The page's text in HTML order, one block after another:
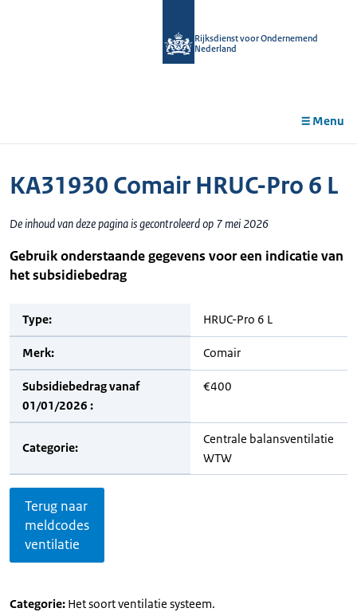
Rijksdienst voor Ondernemend
Nederland
Menu
KA31930 Comair HRUC-Pro 6 L
De inhoud van deze pagina is gecontroleerd op 7 mei 2026
Gebruik onderstaande gegevens voor een indicatie van
het subsidiebedrag
Type: HRUC-Pro 6 L
Merk: Comair
Subsidiebedrag vanaf
01/01/2026 :
€400
Categorie:
Centrale balansventilatie
WTW
Terug naar
meldcodes
ventilatie
Categorie: Het soort ventilatie systeem.